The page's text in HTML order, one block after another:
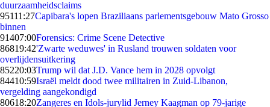
duurzaamheidsclaims
95111:27Capibara's lopen Braziliaans parlementsgebouw Mato Grosso
binnen
91407:00Forensics: Crime Scene Detective
86819:42'Zwarte weduwes' in Rusland trouwen soldaten voor
overlijdensuitkering
85220:03Trump wil dat J.D. Vance hem in 2028 opvolgt
84410:59Israël meldt dood twee militairen in Zuid-Libanon,
vergelding aangekondigd
80618:20Zangeres en Idols-jurylid Jerney Kaagman op 79-jarige